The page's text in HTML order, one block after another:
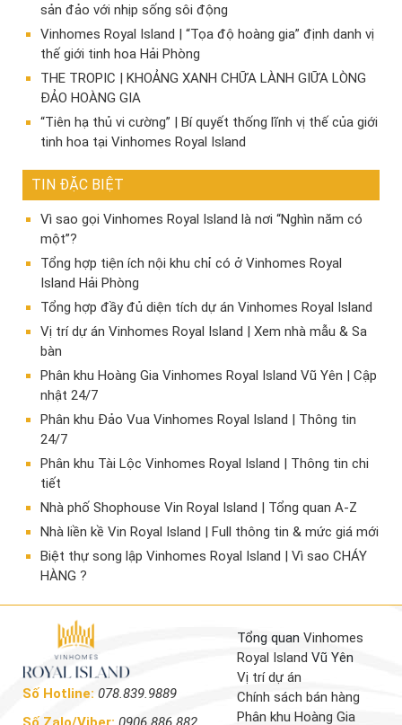
sản đảo với nhịp sống sôi động
Vinhomes Royal Island | “Tọa độ hoàng gia” định danh vị
thế giới tinh hoa Hải Phòng
THE TROPIC | KHOẢNG XANH CHỮA LÀNH GIỮA LÒNG
ĐẢO HOÀNG GIA
“Tiên hạ thủ vi cường” | Bí quyết thống lĩnh vị thế của giới
tinh hoa tại Vinhomes Royal Island
TIN ĐẶC BIỆT
Vì sao gọi Vinhomes Royal Island là nơi “Nghìn năm có
một”?
Tổng hợp tiện ích nội khu chỉ có ở Vinhomes Royal
Island Hải Phòng
Tổng hợp đầy đủ diện tích dự án Vinhomes Royal Island
Vị trí dự án Vinhomes Royal Island | Xem nhà mẫu & Sa
bàn
Phân khu Hoàng Gia Vinhomes Royal Island Vũ Yên | Cập
nhật 24/7
Phân khu Đảo Vua Vinhomes Royal Island | Thông tin
24/7
Phân khu Tài Lộc Vinhomes Royal Island | Thông tin chi
tiết
Nhà phố Shophouse Vin Royal Island | Tổng quan A-Z
Nhà liền kề Vin Royal Island | Full thông tin & mức giá mới
​Biệt thự song lập Vinhomes Royal Island | Vì sao CHÁY
HÀNG ?
Số Hotline: 078.839.9889
Tổng quan Vinhomes
Royal Island Vũ Yên
Vị trí dự án
Chính sách bán hàng
Phân khu Hoàng Gia